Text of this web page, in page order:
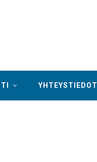
YHTEYSTIEDOT